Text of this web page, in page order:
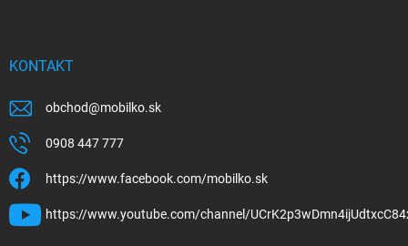
KONTAKT
obchod@mobilko.sk
0908 447 777
https://www.facebook.com/mobilko.sk
https://www.youtube.com/channel/